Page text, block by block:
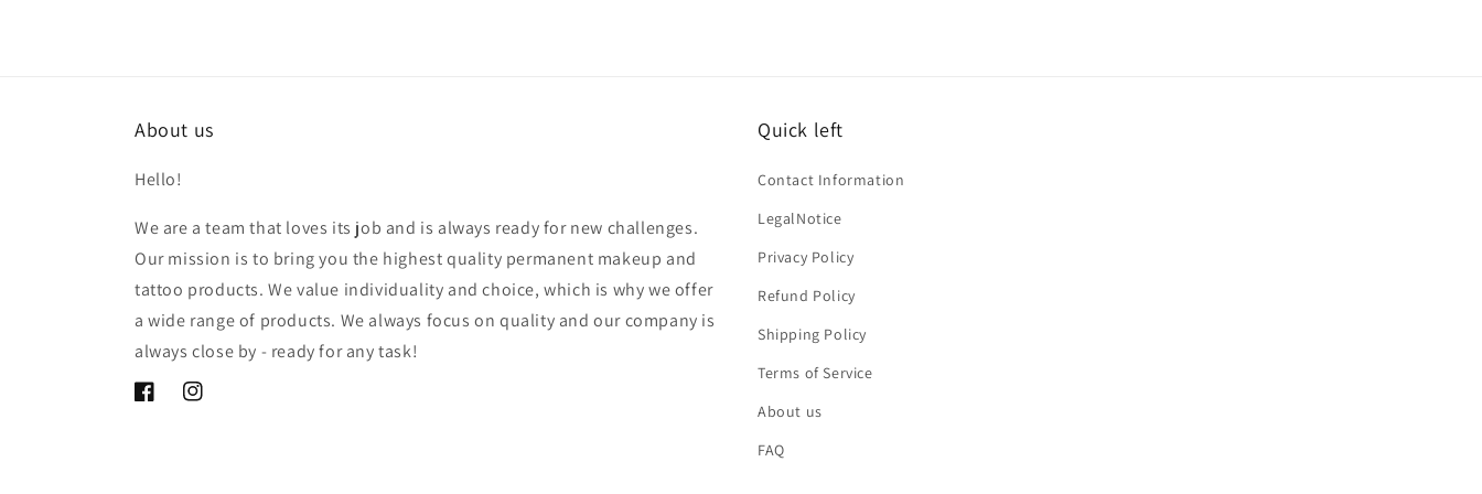
About us
Hello!
We are a team that loves its job and is always ready for new challenges.
Our mission is to bring you the highest quality permanent makeup and
tattoo products. We value individuality and choice, which is why we offer
a wide range of products. We always focus on quality and our company is
always close by - ready for any task!
FacebookInstagram
Quick left
Contact Information
LegalNotice
Privacy Policy
Refund Policy
Shipping Policy
Terms of Service
About us
FAQ